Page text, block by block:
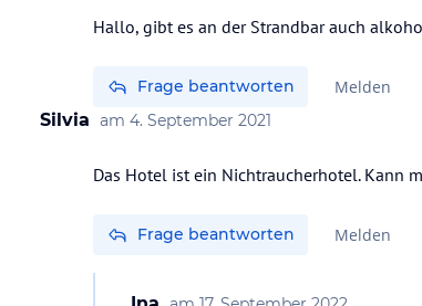
Hallo, gibt es an der Strandbar auch
Frage beantworten
Melden
Silvia am 4. September 2021
Das Hotel ist ein Nichtraucherhotel. Kann
Frage beantworten Melden